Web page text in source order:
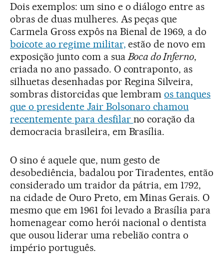
Dois exemplos: um sino e o diálogo entre as
obras de duas mulheres. As peças que
Carmela Gross expôs na Bienal de 1969, a do
boicote ao regime militar, estão de novo em
exposição junto com a suaBoca do Inferno,
criada no ano passado. O contraponto, as
silhuetas desenhadas por Regina Silveira,
sombras distorcidas que lembramos tanques
que o presidente Jair Bolsonaro chamou
recentemente para desfilar no coração da
democracia brasileira, em Brasília.
O sino é aquele que, num gesto de
desobediência, badalou por Tiradentes, então
considerado um traidor da pátria, em 1792,
na cidade de Ouro Preto, em Minas Gerais. O
mesmo que em 1961 foi levado a Brasília para
homenagear como herói nacional o dentista
que ousou liderar uma rebelião contra o
império português.